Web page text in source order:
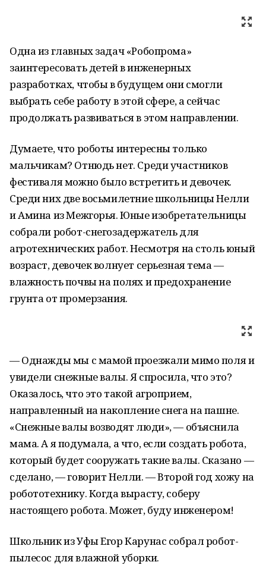
Одна из главных задач «Робопрома»
заинтересовать детей в инженерных
разработках, чтобы в будущем они смогли
выбрать себе работу в этой сфере, а сейчас
продолжать развиваться в этом направлении.
Думаете, что роботы интересны только
мальчикам? Отнюдь нет. Среди участников
фестиваля можно было встретить и девочек.
Среди них две восьмилетние школьницы Нелли
и Амина из Межгорья. Юные изобретательницы
собрали робот-снегозадержатель для
агротехнических работ. Несмотря на столь юный
возраст, девочек волнует серьезная тема —
влажность почвы на полях и предохранение
грунта от промерзания.
— Однажды мы с мамой проезжали мимо поля и
увидели снежные валы. Я спросила, что это?
Оказалось, что это такой агроприем,
направленный на накопление снега на пашне.
«Снежные валы возводят люди», — объяснила
мама. А я подумала, а что, если создать робота,
который будет сооружать такие валы. Сказано —
сделано, — говорит Нелли. — Второй год хожу на
робототехнику. Когда вырасту, соберу
настоящего робота. Может, буду инженером!
Школьник из Уфы Егор Карунас собрал робот-
пылесос для влажной уборки.